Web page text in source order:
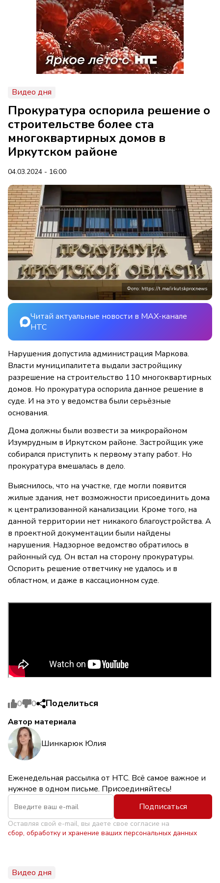
Видео дня
Прокуратура оспорила решение о
строительстве более ста
многоквартирных домов в
Иркутском районе
04.03.2024 - 16:00
Фото: https://t.me/irkutskprocnews
Читай актуальные новости в MAX-канале
НТС
Нарушения допустила администрация Маркова.
Власти муниципалитета выдали застройщику
разрешение на строительство 110 многоквартирных
домов. Но прокуратура оспорила данное решение в
суде. И на это у ведомства были серьёзные
основания.
Дома должны были возвести за микрорайоном
Изумрудным в Иркутском районе. Застройщик уже
собирался приступить к первому этапу работ. Но
прокуратура вмешалась в дело.
Выяснилось, что на участке, где могли появится
жилые здания, нет возможности присоединить дома
к централизованной канализации. Кроме того, на
данной территории нет никакого благоустройства. А
в проектной документации были найдены
нарушения. Надзорное ведомство обратилось в
районный суд. Он встал на сторону прокуратуры.
Оспорить решение ответчику не удалось и в
областном, и даже в кассационном суде.
0 0 Поделиться
Автор материала
Шинкарюк Юлия
Еженедельная рассылка от НТС. Всё самое важное и
нужное в одном письме. Присоединяйтесь!
Подписаться
Оставляя свой e-mail, вы даете свое согласие на
сбор, обработку и хранение ваших персональных данных
Видео дня